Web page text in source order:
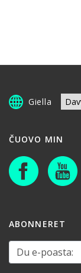
Giella
ČUOVO MIN
ABONNERET
Du e-poasta: